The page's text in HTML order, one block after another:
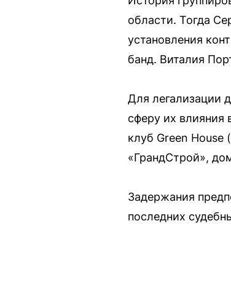
области. Тогда
установления
банд. Виталия
Для легализации
сферу их влияния
клуб Green
«ГрандСтрой»,
Задержания
последних